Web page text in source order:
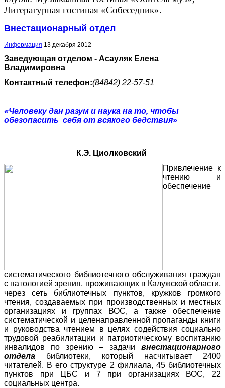
Литературная гостиная «Собеседник».
Внестационарный отдел
Информация 13 декабря 2012
Заведующая отделом - Асауляк Елена
Владимировна
Контактный телефон:(84842) 22-57-51
«Человеку дан разум и наука на то, чтобы
обезопасить себя от всякого бедствия»
К.Э. Циолковский
Привлечение к
чтению и
обеспечение
систематического библиотечного обслуживания граждан
с патологией зрения, проживающих в Калужской области,
через сеть библиотечных пунктов, кружков громкого
чтения, создаваемых при производственных и местных
организациях и группах ВОС, а также обеспечение
систематической и целенаправленной пропаганды книги
и руководства чтением в целях содействия социально
трудовой реабилитации и патриотическому воспитанию
инвалидов по зрению – задачи внестационарного
отдела библиотеки, который насчитывает 2400
читателей. В его структуре 2 филиала, 45 библиотечных
пунктов при ЦБС и 7 при организациях ВОС, 22
социальных центра.